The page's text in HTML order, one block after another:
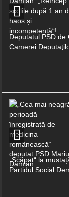
„Să se ridice țara!“
Marga!
29 de percheziții, 6
Spre deosebire de
INFORMARE
Știința din spatele
Deputatul PSD de
Camerei
„Scăpat“ la
Partidul Social